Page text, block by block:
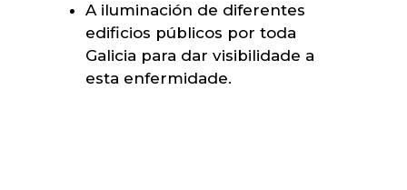
A iluminación de diferentes
edificios públicos por toda
Galicia para dar visibilidade a
esta enfermidade.